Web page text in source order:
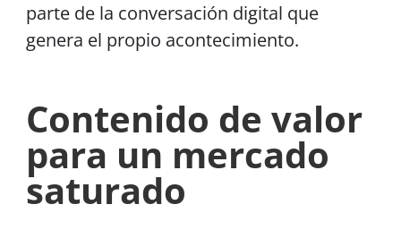
parte de la conversación digital que
genera el propio acontecimiento.
Contenido de valor
para un mercado
saturado